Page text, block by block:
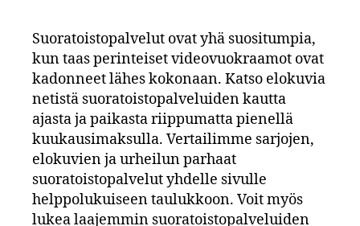
Suoratoistopalvelut ovat yhä suositumpia,
kun taas perinteiset videovuokraamot ovat
kadonneet lähes kokonaan. Katso elokuvia
netistä suoratoistopalveluiden kautta
ajasta ja paikasta riippumatta pienellä
kuukausimaksulla. Vertailimme sarjojen,
elokuvien ja urheilun parhaat
suoratoistopalvelut yhdelle sivulle
helppolukuiseen taulukkoon. Voit myös
lukea laajemmin suoratoistopalveluiden